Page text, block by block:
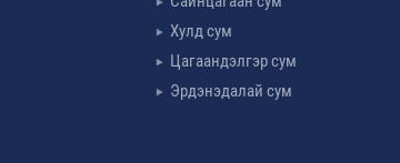
Хулд сум
Цагаандэлгэр сум
Эрдэнэдалай сум